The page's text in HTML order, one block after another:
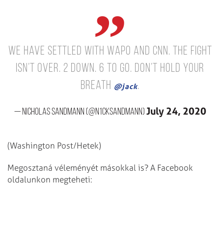
We have settled with WAPO and CNN. The fight
isn’t over. 2 down. 6 to go. Don’t hold your
breath @jack.
— Nicholas Sandmann (@N1ckSandmann) July 24, 2020
(Washington Post/Hetek)
Megosztaná véleményét másokkal is? A Facebook
oldalunkon megteheti: